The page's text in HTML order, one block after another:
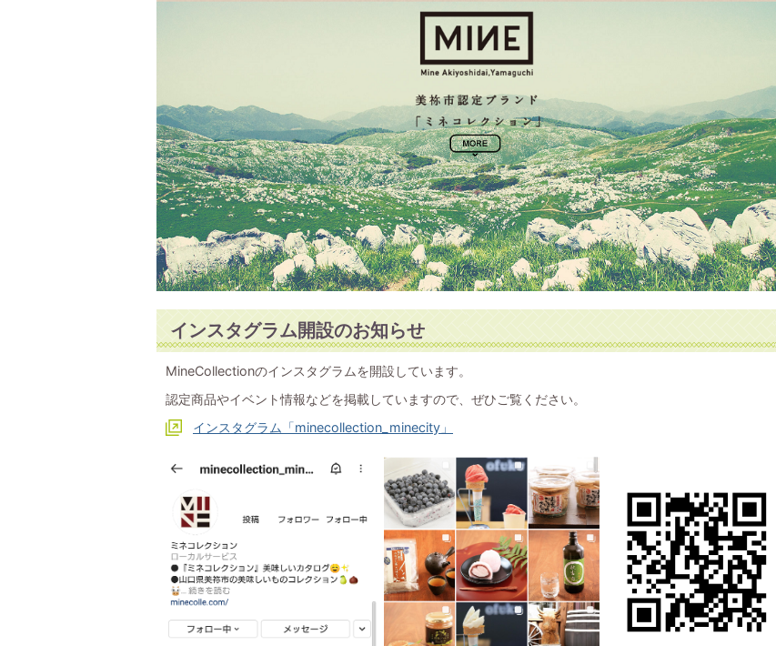
インスタグラム開設のお知らせ
MineCollectionのインスタグラムを開設しています。
認定商品やイベント情報などを掲載していますので、ぜひご覧ください。
インスタグラム「minecollection_minecity」